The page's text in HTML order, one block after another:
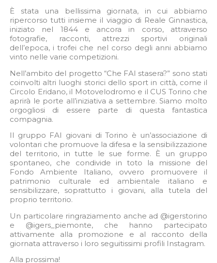
È stata una bellissima giornata, in cui abbiamo
ripercorso tutti insieme il viaggio di Reale Ginnastica,
iniziato nel 1844 e ancora in corso, attraverso
fotografie, racconti, attrezzi sportivi originali
dell’epoca, i trofei che nel corso degli anni abbiamo
vinto nelle varie competizioni.
Nell’ambito del progetto “Che FAI stasera?” sono stati
coinvolti altri luoghi storici dello sport in città, come il
Circolo Eridano, il Motovelodromo e il CUS Torino che
aprirà le porte all’iniziativa a settembre. Siamo molto
orgogliosi di essere parte di questa fantastica
compagnia.
Il gruppo FAI giovani di Torino è un’associazione di
volontari che promuove la difesa e la sensibilizzazione
del territorio, in tutte le sue forme. È un gruppo
spontaneo, che condivide in toto la missione del
Fondo Ambiente Italiano, ovvero promuovere il
patrimonio culturale ed ambientale italiano e
sensibilizzare, soprattutto i giovani, alla tutela del
proprio territorio.
Un particolare ringraziamento anche ad @igerstorino
e @igers_piemonte, che hanno partecipato
attivamente alla promozione e al racconto della
giornata attraverso i loro seguitissimi profili Instagram.
Alla prossima!